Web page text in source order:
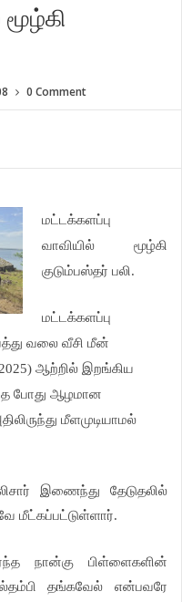
0 Comment
மட்டக்களப்பு
வாவியில் மூழ்கி
குடும்பஸ்தர் பலி.
மட்டக்களப்பு
வலை வீசி மீன்
ஆற்றில் இறங்கிய
போது ஆழமான
மீளமுடியாமல்
இணைந்து தேடுதலில்
மீட்கப்பட்டுள்ளார்.
நான்கு பிள்ளைகளின்
தங்கவேல் என்பவரே